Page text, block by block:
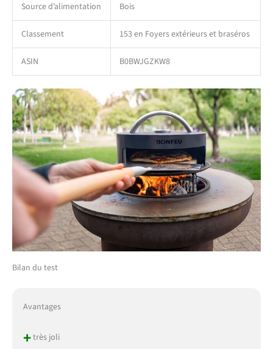
Source d’alimentation Bois
Classement 153 en Foyers extérieurs et braséros
ASIN B0BWJGZKW8
Bilan du test
Avantages
+très joli